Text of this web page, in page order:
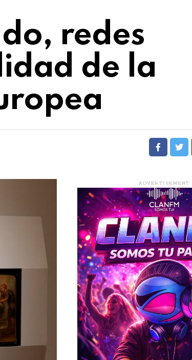
redes
de la
ADVERTISEMENT